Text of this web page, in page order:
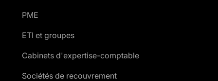
PME
ETI et groupes
Cabinets d'expertise-comptable
Sociétés de recouvrement